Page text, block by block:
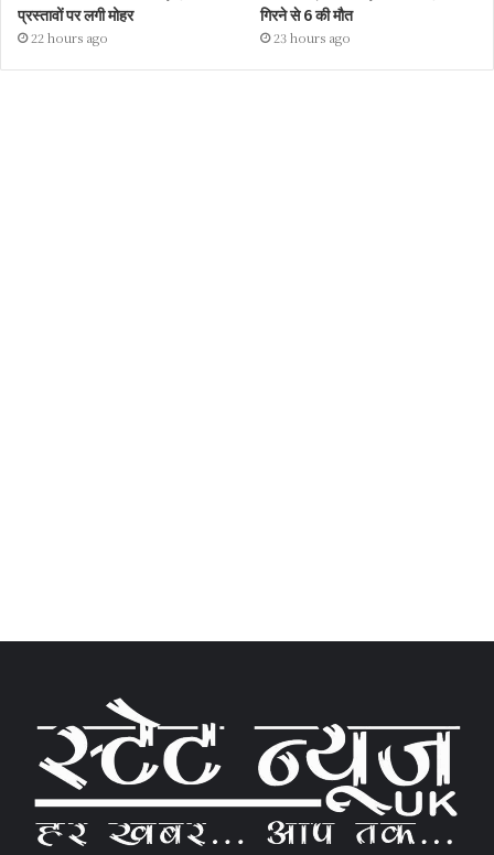
प्रस्तावों पर लगी मोहर
22 hours ago
गिरने से 6 की मौत
23 hours ago